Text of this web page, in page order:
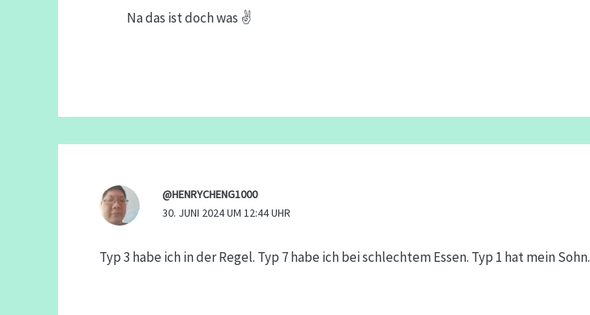
Na das ist doch was ✌️
@HENRYCHENG1000
30. JUNI 2024 UM 12:44 UHR
Typ 3 habe ich in der Regel. Typ 7 habe ich bei schlechtem Essen. Typ 1 hat mein Sohn.